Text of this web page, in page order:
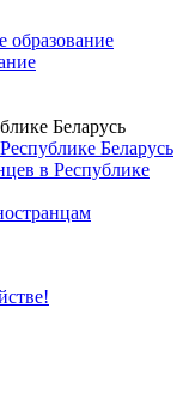
образование
Беларусь
Беларусь
в Республике